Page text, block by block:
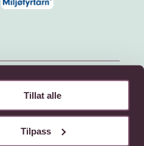
Tillat alle
Tilpass